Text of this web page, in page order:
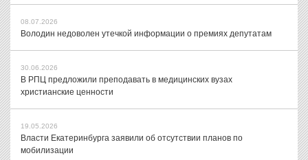
08.07.2026
Володин недоволен утечкой информации о премиях депутатам
30.06.2026
В РПЦ предложили преподавать в медицинских вузах
христианские ценности
19.05.2026
Власти Екатеринбурга заявили об отсутствии планов по
мобилизации